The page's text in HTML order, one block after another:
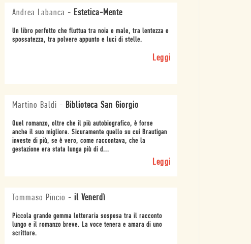
Andrea Labanca - Estetica-Mente
Un libro perfetto che fluttua tra noia e male, tra lentezza e
spossatezza, tra polvere appunto e luci di stelle.
Leggi
Martino Baldi - Biblioteca San Giorgio
Quel romanzo, oltre che il più autobiografico, è forse
anche il suo migliore. Sicuramente quello su cui Brautigan
investe di più, se è vero, come raccontava, che la
gestazione era stata lunga più di d...
Leggi
Tommaso Pincio - il Venerdì
Piccola grande gemma letteraria sospesa tra il racconto
lungo e il romanzo breve. La voce tenera e amara di uno
scrittore.